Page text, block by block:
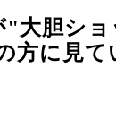
"大胆シ
方に見